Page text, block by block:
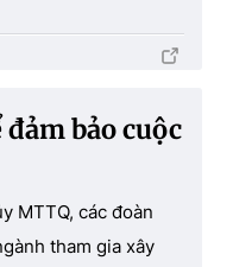
bảo cuộc
MTTQ, các đoàn
tham gia xây